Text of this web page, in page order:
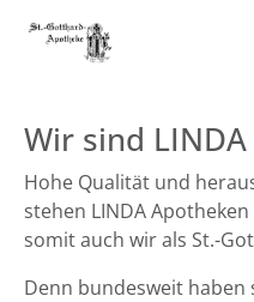
Wir sind LINDA
Hohe Qualität und
stehen LINDA
somit auch wir als St.-
Denn bundesweit haben